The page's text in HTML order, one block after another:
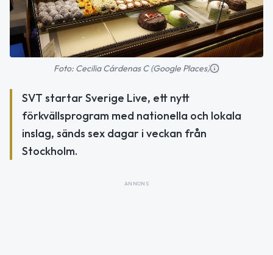
Foto: Cecilia Cárdenas C (Google Places)
SVT startar Sverige Live, ett nytt
förkvällsprogram med nationella och lokala
inslag, sänds sex dagar i veckan från
Stockholm.
ANNONS